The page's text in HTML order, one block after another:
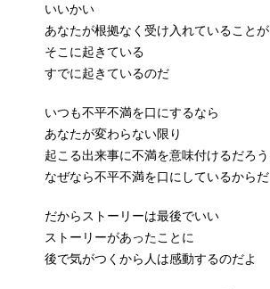
いいかい
あなたが根拠なく受け入れていることが
そこに起きている
すでに起きているのだ
いつも不平不満を口にするなら
あなたが変わらない限り
起こる出来事に不満を意味付けるだろう
なぜなら不平不満を口にしているからだ
だからストーリーは最後でいい
ストーリーがあったことに
後で気がつくから人は感動するのだよ